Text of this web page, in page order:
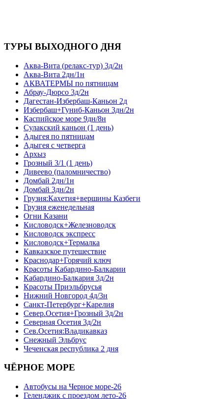
ТУРЫ ВЫХОДНОГО ДНЯ
Аква-Вита (релакс-тур) 3д/2н
Аква-Вита 2дн/1н
АКВАТЕРМЫ по пятницам
Абрау-Дюрсо 3д/2н
Дагестан-Избербаш-Каньон 2д
Избербаш+Гуниб-Каньон 3дн/2н
Каспийское море 9дн/8н
Сулакский каньон (1 день)
Адыгея по пятницам
Адыгея с четверга
Архыз
Грозный 3/1 (1 день)
Дивеево (паломничество)
Домбай 2дн/1н
Домбай 3дн/2н
Грузия:Кахетия+вершины Казбеги
Грузия еженедельная
Огни Казани
Кисловодск+Железноводск
Кисловодск экспресс
Кисловодск+Термалка
Кавказское путешествие
Краснодар+Горячий ключ
Красоты Кабардино-Балкарии
Кабардино-Балкария 3д/2н
Красоты Приэльбрусья
Нижний Новгород 4д/3н
Санкт-Петербург+Карелия
Север.Осетия+Грозный 3д/2н
Северная Осетия 3д/2н
Сев.Осетия:Владикавказ
Снежный Эльбрус
Чеченская республика 2 дня
ЧЁРНОЕ МОРЕ
Автобусы на Черное море-26
Геленджик с проездом лето-26